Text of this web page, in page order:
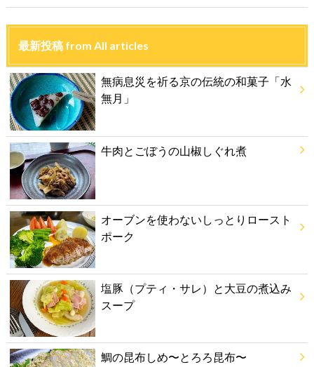
最新投稿 from All articles
無病息災を祈る京の伝統の和菓子「水
無月」
牛肉とごぼうの山椒しぐれ煮
オーブンを使わないしっとりロースト
ポーク
塩豚（プティ・サレ）と大豆の煮込み
スープ
鯛の昆布しめ〜とろろ昆布〜